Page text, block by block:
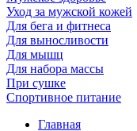
Уход за мужской кожей
Для бега и фитнеса
Для выносливости
Для мышц
Для набора массы
При сушке
Спортивное питание
Главная